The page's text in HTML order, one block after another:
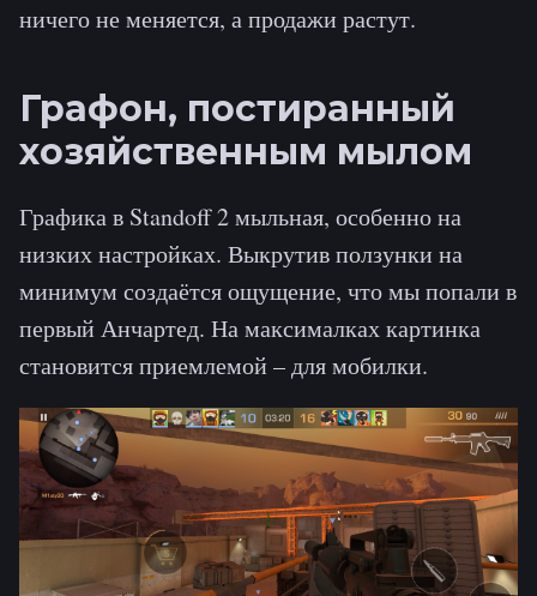
ничего не меняется, а продажи растут.
Графон, постиранный
хозяйственным мылом
Графика в Standoff 2 мыльная, особенно на
низких настройках. Выкрутив ползунки на
минимум создаётся ощущение, что мы попали в
первый Анчартед. На максималках картинка
становится приемлемой – для мобилки.